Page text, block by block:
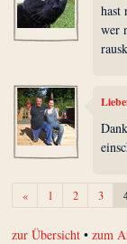
hast
wer
«Zurück1 2 3
zur Übersicht •zum